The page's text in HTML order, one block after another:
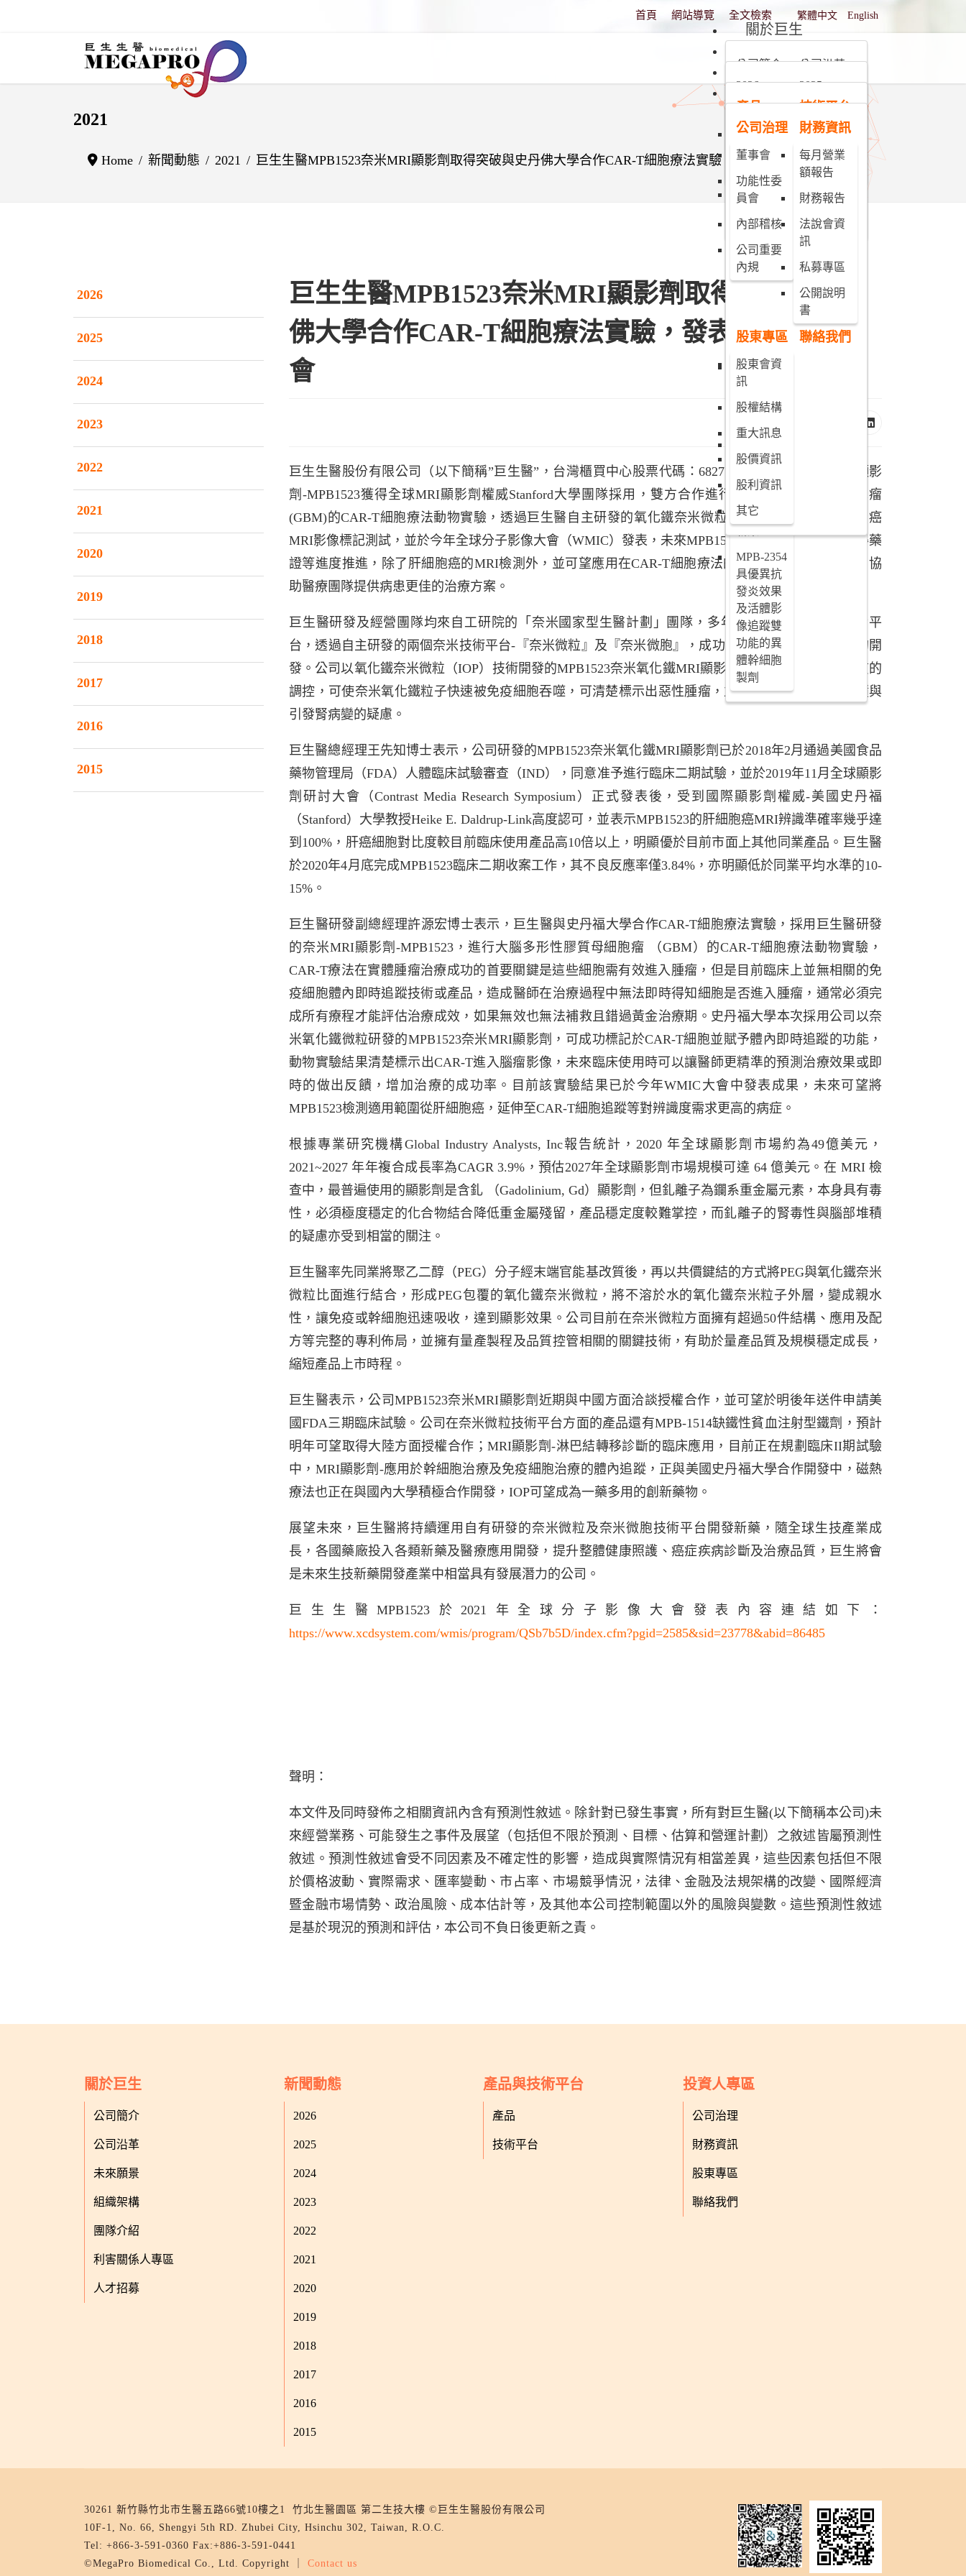
首頁 網站導覽 全文檢索 選擇你的語言
繁體中文 English
關於巨生
公司簡介 公司沿革
人專區
人才招募
2026 2025
2022 2021
2020 2019
2018
產品
現階段產
品開發進
MPB-1514
血治療之
針劑型鐵
劑新藥
MPB-1523
癌新藥
MPB-1734
新劑型抗
癌藥物新
磁振造影
診斷用之
巴結分期
MPB-2354
具優異抗
發炎效果
及活體影
像追蹤雙
功能的異
體幹細胞
製劑
技術平台
奈米微粒
技術平台
奈米微胞
技術平台
公司治理
董事會
功能性委
員會
內部稽核
公司重要
內規
財務資訊
每月營業
額報告
財務報告
法說會資
訊
私募專區
公開說明
書
股東專區
股東會資
訊
股權結構
重大訊息
股價資訊
股利資訊
其它
聯絡我們
2021
Home 新聞動態 2021 巨生生醫MPB1523奈米MRI顯影劑取得突破與史丹佛大學合作CAR-T細胞療法實驗，發表於WMIC大會
2026
2025
2024
2023
2022
2021
2020
2019
2018
2017
2016
2015
巨生生醫MPB1523奈米MRI顯影劑取得突破與史丹
佛大學合作CAR-T細胞療法實驗，發表於WMIC大
會
巨生生醫股份有限公司（以下簡稱”巨生醫”，台灣櫃買中心股票代碼：6827）自主研發的奈米MRI顯影
劑-MPB1523獲得全球MRI顯影劑權威Stanford大學團隊採用，雙方合作進行大腦多形性膠質母細胞瘤
(GBM)的CAR-T細胞療法動物實驗，透過巨生醫自主研發的氧化鐵奈米微粒（IOP）技術，已完成腦癌
MRI影像標記測試，並於今年全球分子影像大會（WMIC）發表，未來MPB1523隨臨床三期試驗及取得藥
證等進度推進，除了肝細胞癌的MRI檢測外，並可望應用在CAR-T細胞療法的體內即時追蹤顯影劑，協
助醫療團隊提供病患更佳的治療方案。
巨生醫研發及經營團隊均來自工研院的「奈米國家型生醫計劃」團隊，多年來專注於奈米藥物開發平
台，透過自主研發的兩個奈米技術平台-『奈米微粒』及『奈米微胞』，成功完成多項新藥臨床前期的開
發。公司以氧化鐵奈米微粒（IOP）技術開發的MPB1523奈米氧化鐵MRI顯影劑，透過表面親疏水性質的
調控，可使奈米氧化鐵粒子快速被免疫細胞吞噬，可清楚標示出惡性腫瘤，並且患者沒有重金屬沈積與
引發腎病變的疑慮。
巨生醫總經理王先知博士表示，公司研發的MPB1523奈米氧化鐵MRI顯影劑已於2018年2月通過美國食品
藥物管理局（FDA）人體臨床試驗審查（IND），同意准予進行臨床二期試驗，並於2019年11月全球顯影
劑研討大會（Contrast Media Research Symposium）正式發表後，受到國際顯影劑權威-美國史丹福
（Stanford）大學教授Heike E. Daldrup-Link高度認可，並表示MPB1523的肝細胞癌MRI辨識準確率幾乎達
到100%，肝癌細胞對比度較目前臨床使用產品高10倍以上，明顯優於目前市面上其他同業產品。巨生醫
於2020年4月底完成MPB1523臨床二期收案工作，其不良反應率僅3.84%，亦明顯低於同業平均水準的10-
15%。
巨生醫研發副總經理許源宏博士表示，巨生醫與史丹福大學合作CAR-T細胞療法實驗，採用巨生醫研發
的奈米MRI顯影劑-MPB1523，進行大腦多形性膠質母細胞瘤 （GBM）的CAR-T細胞療法動物實驗，
CAR-T療法在實體腫瘤治療成功的首要關鍵是這些細胞需有效進入腫瘤，但是目前臨床上並無相關的免
疫細胞體內即時追蹤技術或產品，造成醫師在治療過程中無法即時得知細胞是否進入腫瘤，通常必須完
成所有療程才能評估治療成效，如果無效也無法補救且錯過黃金治療期。史丹福大學本次採用公司以奈
米氧化鐵微粒研發的MPB1523奈米MRI顯影劑，可成功標記於CAR-T細胞並賦予體內即時追蹤的功能，
動物實驗結果清楚標示出CAR-T進入腦瘤影像，未來臨床使用時可以讓醫師更精準的預測治療效果或即
時的做出反饋，增加治療的成功率。目前該實驗結果已於今年WMIC大會中發表成果，未來可望將
MPB1523檢測適用範圍從肝細胞癌，延伸至CAR-T細胞追蹤等對辨識度需求更高的病症。
根據專業研究機構Global Industry Analysts, Inc報告統計，2020 年全球顯影劑市場約為49億美元，
2021~2027 年年複合成長率為CAGR 3.9%，預估2027年全球顯影劑市場規模可達 64 億美元。在 MRI 檢
查中，最普遍使用的顯影劑是含釓 （Gadolinium, Gd）顯影劑，但釓離子為鑭系重金屬元素，本身具有毒
性，必須極度穩定的化合物結合降低重金屬殘留，產品穩定度較難掌控，而釓離子的腎毒性與腦部堆積
的疑慮亦受到相當的關注。
巨生醫率先同業將聚乙二醇（PEG）分子經末端官能基改質後，再以共價鍵結的方式將PEG與氧化鐵奈米
微粒比面進行結合，形成PEG包覆的氧化鐵奈米微粒，將不溶於水的氧化鐵奈米粒子外層，變成親水
性，讓免疫或幹細胞迅速吸收，達到顯影效果。公司目前在奈米微粒方面擁有超過50件結構、應用及配
方等完整的專利佈局，並擁有量產製程及品質控管相關的關鍵技術，有助於量產品質及規模穩定成長，
縮短產品上市時程。
巨生醫表示，公司MPB1523奈米MRI顯影劑近期與中國方面洽談授權合作，並可望於明後年送件申請美
國FDA三期臨床試驗。公司在奈米微粒技術平台方面的產品還有MPB-1514缺鐵性貧血注射型鐵劑，預計
明年可望取得大陸方面授權合作；MRI顯影劑-淋巴結轉移診斷的臨床應用，目前正在規劃臨床II期試驗
中，MRI顯影劑-應用於幹細胞治療及免疫細胞治療的體內追蹤，正與美國史丹福大學合作開發中，磁熱
療法也正在與國內大學積極合作開發，IOP可望成為一藥多用的創新藥物。
展望未來，巨生醫將持續運用自有研發的奈米微粒及奈米微胞技術平台開發新藥，隨全球生技產業成
長，各國藥廠投入各類新藥及醫療應用開發，提升整體健康照護、癌症疾病診斷及治療品質，巨生將會
是未來生技新藥開發產業中相當具有發展潛力的公司。
巨生生醫MPB1523於2021年全球分子影像大會發表內容連結如下：
https://www.xcdsystem.com/wmis/program/QSb7b5D/index.cfm?pgid=2585&sid=23778&abid=86485
聲明：
本文件及同時發佈之相關資訊內含有預測性敘述。除針對已發生事實，所有對巨生醫(以下簡稱本公司)未
來經營業務、可能發生之事件及展望（包括但不限於預測、目標、估算和營運計劃）之敘述皆屬預測性
敘述。預測性敘述會受不同因素及不確定性的影響，造成與實際情況有相當差異，這些因素包括但不限
於價格波動、實際需求、匯率變動、市占率、市場競爭情況，法律、金融及法規架構的改變、國際經濟
暨金融市場情勢、政治風險、成本估計等，及其他本公司控制範圍以外的風險與變數。這些預測性敘述
是基於現況的預測和評估，本公司不負日後更新之責。
關於巨生
公司簡介
公司沿革
未來願景
組織架構
團隊介紹
利害關係人專區
人才招募
新聞動態
2026
2025
2024
2023
2022
2021
2020
2019
2018
2017
2016
2015
產品與技術平台
產品
技術平台
投資人專區
公司治理
財務資訊
股東專區
聯絡我們
30261 新竹縣竹北市生醫五路66號10樓之1 竹北生醫園區 第二生技大樓 ©巨生生醫股份有限公司
10F-1, No. 66, Shengyi 5th RD. Zhubei City, Hsinchu 302, Taiwan, R.O.C.
Tel: +866-3-591-0360 Fax:+886-3-591-0441
©MegaPro Biomedical Co., Ltd. Copyright ｜ Contact us